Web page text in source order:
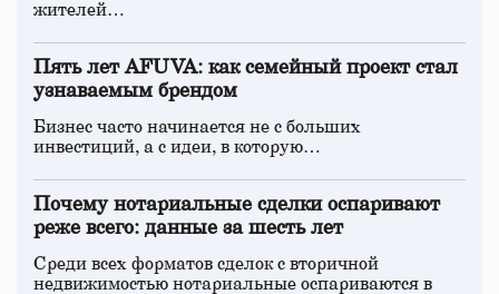
жителей…
Пять лет AFUVA: как семейный проект стал
узнаваемым брендом
Бизнес часто начинается не с больших
инвестиций, а с идеи, в которую…
Почему нотариальные сделки оспаривают
реже всего: данные за шесть лет
Среди всех форматов сделок с вторичной
недвижимостью нотариальные оспариваются в